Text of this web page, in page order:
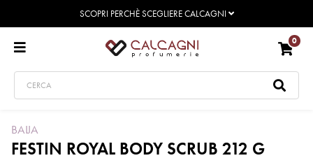
SCOPRI PERCHÈ SCEGLIERE CALCAGNI
0
BAIJA
FESTIN ROYAL BODY SCRUB 212 G